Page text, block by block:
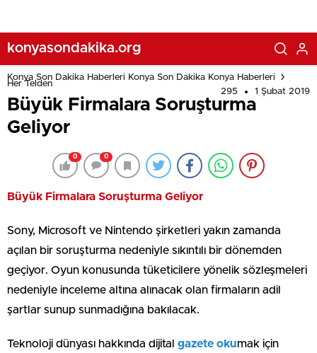
konyasondakika.org
Konya Son Dakika Haberleri Konya Son Dakika Konya Haberleri
Her Telden
295
1 Şubat 2019
Büyük Firmalara Soruşturma
Geliyor
0 0
Büyük Firmalara Soruşturma Geliyor
Sony, Microsoft ve Nintendo şirketleri yakın zamanda
açılan bir soruşturma nedeniyle sıkıntılı bir dönemden
geçiyor. Oyun konusunda tüketicilere yönelik sözleşmeleri
nedeniyle inceleme altına alınacak olan firmaların adil
şartlar sunup sunmadığına bakılacak.
Teknoloji dünyası hakkında dijital gazete okumak için